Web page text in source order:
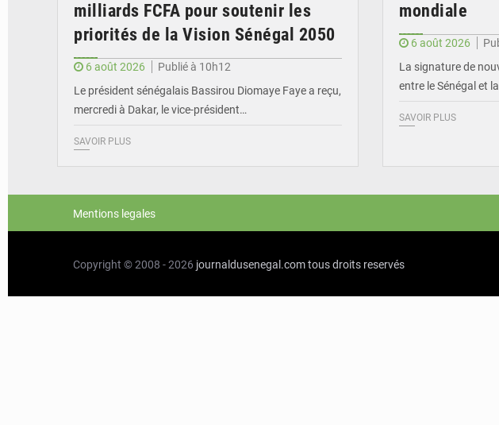
milliards FCFA pour soutenir les
priorités de la Vision Sénégal 2050
6 août 2026
Publié à 10h12
Le président sénégalais Bassirou Diomaye Faye a reçu,
mercredi à Dakar, le vice-président…
SAVOIR PLUS
mondiale
6 août 2026
La signature de
entre le Sénégal et
SAVOIR PLUS
Mentions legales
Copyright © 2008 - 2026 journaldusenegal.comtous droits reservés